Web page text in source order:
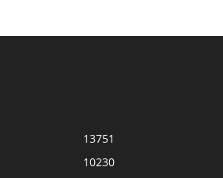
13751
10230